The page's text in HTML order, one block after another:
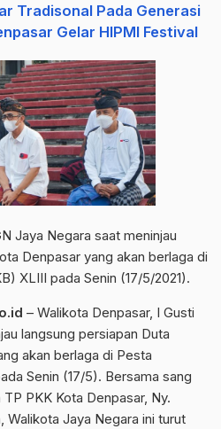
Tradisonal Pada Generasi
Gelar HIPMI Festival
Jaya Negara saat meninjau
Denpasar yang akan berlaga di
XLIII pada Senin (17/5/2021).
– Walikota Denpasar, I Gusti
langsung persiapan Duta
akan berlaga di Pesta
Senin (17/5). Bersama sang
PKK Kota Denpasar, Ny.
Walikota Jaya Negara ini turut